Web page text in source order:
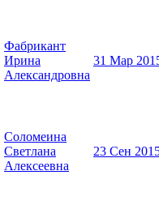
Фабрикант
Ирина
Александровна
31 Мар
Соломеина
Светлана
Алексеевна
23 Сен